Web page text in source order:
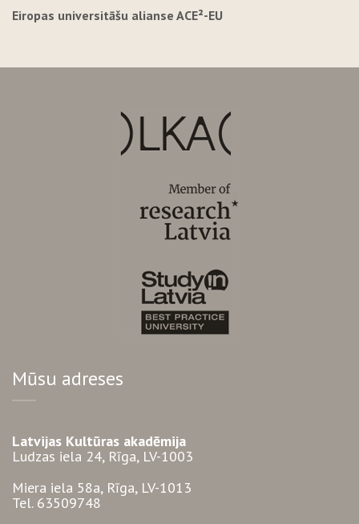
Eiropas universitāšu alianse ACE²-EU
Mūsu adreses
Latvijas Kultūras akadēmija
Ludzas iela 24, Rīga, LV-1003
Miera iela 58a, Rīga, LV-1013
Tel. 63509748